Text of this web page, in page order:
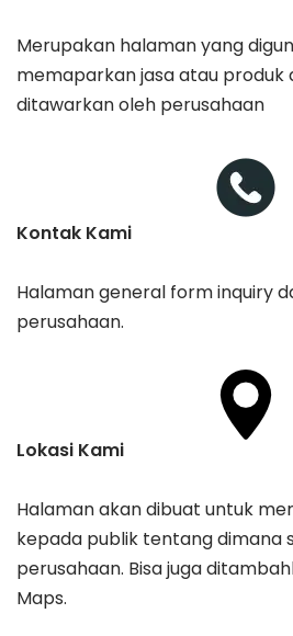
Merupakan halaman yang
memaparkan jasa atau produk
ditawarkan oleh perusahaan
Kontak Kami
Halaman general form inquiry
perusahaan.
Lokasi Kami
Halaman akan dibuat untuk
kepada publik tentang dimana
perusahaan. Bisa juga
Maps.